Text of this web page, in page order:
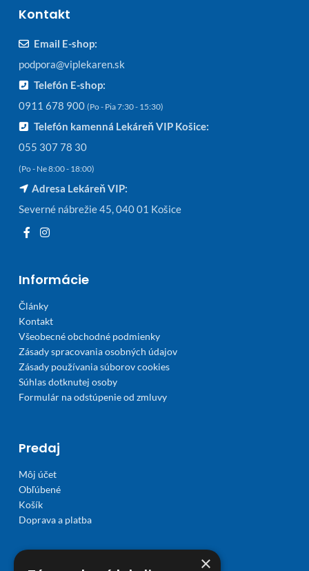
Kontakt
Email E-shop:
podpora@viplekaren.sk
Telefón E-shop:
0911 678 900 (Po - Pia 7:30 - 15:30)
Telefón kamenná Lekáreň VIP Košice:
055 307 78 30
(Po - Ne 8:00 - 18:00)
Adresa Lekáreň VIP:
Severné nábrežie 45, 040 01 Košice
Informácie
Články
Kontakt
Všeobecné obchodné podmienky
Zásady spracovania osobných údajov
Zásady používania súborov cookies
Súhlas dotknutej osoby
Formulár na odstúpenie od zmluvy
Predaj
Môj účet
Obľúbené
Košík
Doprava a platba
×